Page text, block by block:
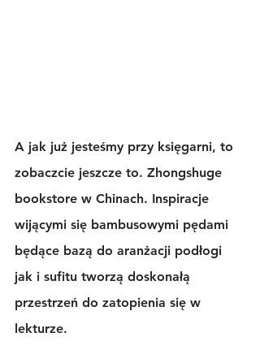
A jak już jesteśmy przy księgarni, to
zobaczcie jeszcze to. Zhongshuge
bookstore w Chinach. Inspiracje
wijącymi się bambusowymi pędami
będące bazą do aranżacji podłogi
jak i sufitu tworzą doskonałą
przestrzeń do zatopienia się w
lekturze.